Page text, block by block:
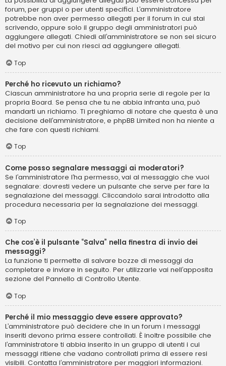
forum, per gruppi o per utenti specifici. L’amministratore
potrebbe non aver permesso allegati per il forum in cui stai
scrivendo, oppure solo il gruppo degli amministratori può
aggiungere allegati. Chiedi all’amministratore se non sei sicuro
del motivo per cui non riesci ad aggiungere allegati.
Top
Perché ho ricevuto un richiamo?
Ciascun amministratore ha una propria serie di regole per la
propria Board. Se pensa che tu ne abbia infranta una, può
mandarti un richiamo. Ti preghiamo di notare che questa è una
decisione dell’amministratore, e phpBB Limited non ha niente a
che fare con questi richiami.
Top
Come posso segnalare messaggi ai moderatori?
Se l’amministratore l’ha permesso, vai al messaggio che vuoi
segnalare: dovresti vedere un pulsante che serve per fare la
segnalazione dei messaggi. Cliccandolo sarai introdotto alla
procedura necessaria per la segnalazione dei messaggi.
Top
Che cos’è il pulsante “Salva” nella finestra di invio dei
messaggi?
La funzione ti permette di salvare bozze di messaggi da
completare e inviare in seguito. Per utilizzarle vai nell’apposita
sezione del Pannello di Controllo Utente.
Top
Perché il mio messaggio deve essere approvato?
L’amministratore può decidere che in un forum i messaggi
inseriti devono prima essere controllati. È inoltre possibile che
l’amministratore ti abbia inserito in un gruppo di utenti i cui
messaggi ritiene che vadano controllati prima di essere resi
visibili. Contatta l’amministratore per maggiori informazioni.